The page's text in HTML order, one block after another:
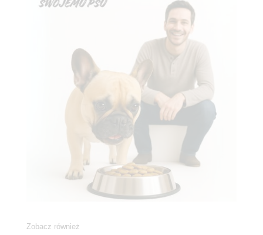
Zobacz również